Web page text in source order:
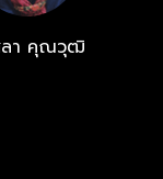
ลา คุณวุฒิ